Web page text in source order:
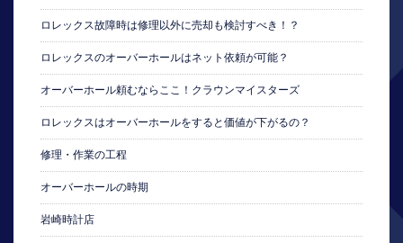
ロレックス故障時は修理以外に売却も検討すべき！？
ロレックスのオーバーホールはネット依頼が可能？
オーバーホール頼むならここ！クラウンマイスターズ
ロレックスはオーバーホールをすると価値が下がるの？
修理・作業の工程
オーバーホールの時期
岩崎時計店